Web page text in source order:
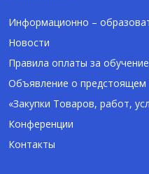
Информационно –
Новости
Правила оплаты за обучение
Объявление о предстоящем
«Закупки Товаров, работ,
Конференции
Контакты
Помощник Amanzholov
Здравствуйте! Я AI-
ВКУ им. Сарсена
на вопросы о